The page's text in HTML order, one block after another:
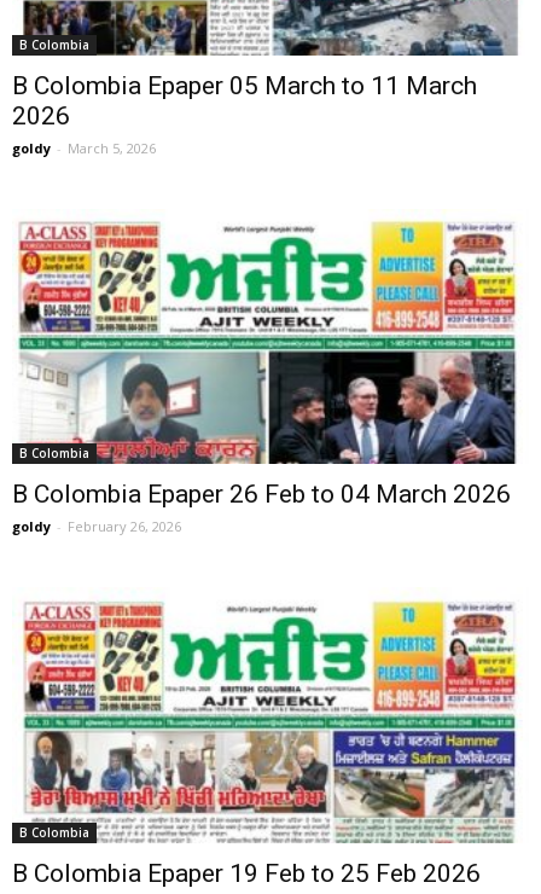
B Colombia
B Colombia Epaper 05 March to 11 March
2026
goldy - March 5, 2026
B Colombia
B Colombia Epaper 26 Feb to 04 March 2026
goldy - February 26, 2026
B Colombia
B Colombia Epaper 19 Feb to 25 Feb 2026